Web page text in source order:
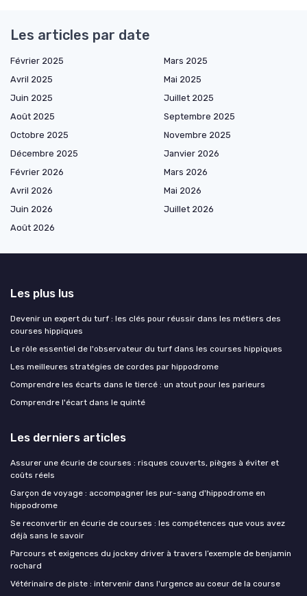
Les articles par date
Février 2025
Mars 2025
Avril 2025
Mai 2025
Juin 2025
Juillet 2025
Août 2025
Septembre 2025
Octobre 2025
Novembre 2025
Décembre 2025
Janvier 2026
Février 2026
Mars 2026
Avril 2026
Mai 2026
Juin 2026
Juillet 2026
Août 2026
Les plus lus
Devenir un expert du turf : les clés pour réussir dans les métiers des
courses hippiques
Le rôle essentiel de l'observateur du turf dans les courses hippiques
Les meilleures stratégies de cordes par hippodrome
Comprendre les écarts dans le tiercé : un atout pour les parieurs
Comprendre l'écart dans le quinté
Les derniers articles
Assurer une écurie de courses : risques couverts, pièges à éviter et
coûts réels
Garçon de voyage : accompagner les pur-sang d'hippodrome en
hippodrome
Se reconvertir en écurie de courses : les compétences que vous avez
déjà sans le savoir
Parcours et exigences du jockey driver à travers l’exemple de benjamin
rochard
Vétérinaire de piste : intervenir dans l'urgence au coeur de la course